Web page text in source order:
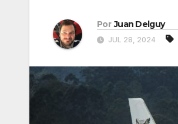
Por Juan Delguy
JUL 28, 2024